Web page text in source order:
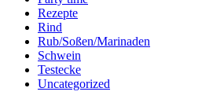
Rezepte
Rind
Rub/Soßen/Marinaden
Schwein
Testecke
Uncategorized